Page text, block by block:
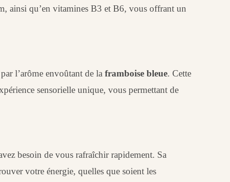
ainsi qu’en vitamines B3 et B6, vous offrant un
l’arôme envoûtant de la framboise bleue. Cette
sensorielle unique, vous permettant de
besoin de vous rafraîchir rapidement. Sa
votre énergie, quelles que soient les